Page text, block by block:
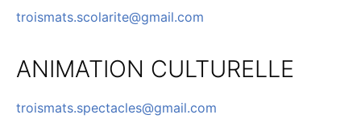
troismats.scolarite@gmail.com
ANIMATION CULTURELLE
troismats.spectacles@gmail.com